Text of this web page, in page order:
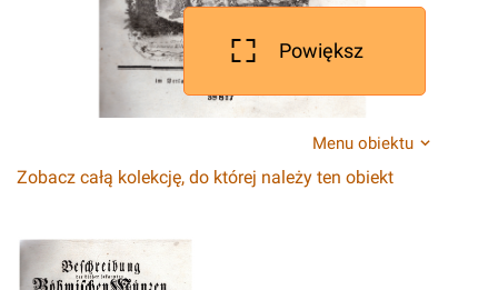
Powiększ
Menu obiektu
Zobacz całą kolekcję, do której należy ten obiekt